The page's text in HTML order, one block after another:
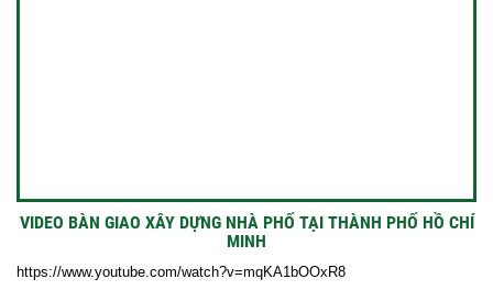
VIDEO BÀN GIAO XÂY DỰNG NHÀ PHỐ TẠI THÀNH PHỐ HỒ CHÍ
MINH
https://www.youtube.com/watch?v=mqKA1bOOxR8